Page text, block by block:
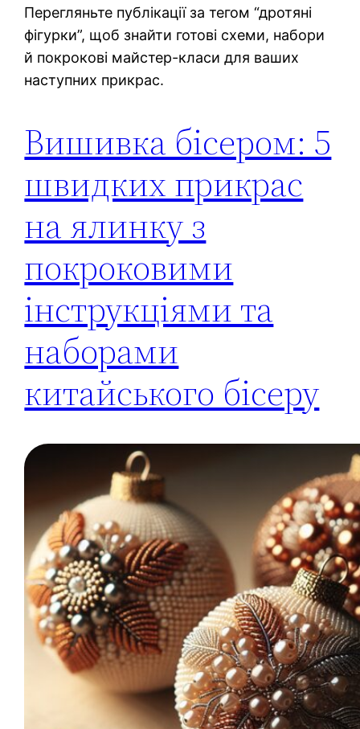
Перегляньте публікації за тегом “дротяні
фігурки”, щоб знайти готові схеми, набори
й покрокові майстер-класи для ваших
наступних прикрас.
Вишивка бісером: 5
швидких прикрас
на ялинку з
покроковими
інструкціями та
наборами
китайського бісеру